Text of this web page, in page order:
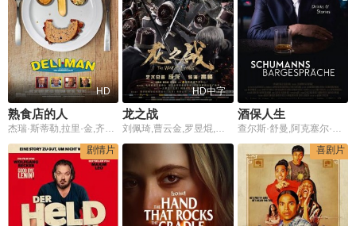
HD
熟食店的人
杰瑞·斯蒂勒,拉里·金,齐姬·灿格
HD中字
龙之战
刘佩琦,曹云金,罗昱焜,李子雄
酒保人生
查尔斯·舒曼,阿克塞尔·米尔伯格,特德·黑格
剧情片
喜剧片